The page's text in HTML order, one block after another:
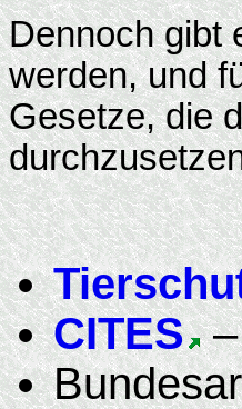
Dennoch gibt
werden, und
Gesetze, die
CITES –